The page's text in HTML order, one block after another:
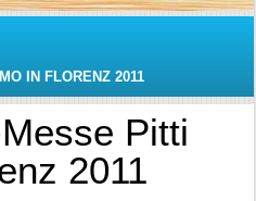
IN FLORENZ 2011
Pitti
2011